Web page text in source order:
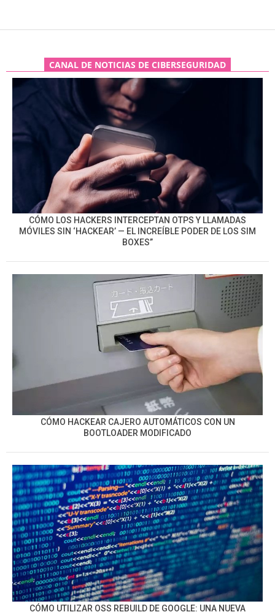
CANAL DE NOTICIAS DE CIBERSEGURIDAD
CÓMO LOS HACKERS INTERCEPTAN OTPS Y LLAMADAS
MÓVILES SIN ‘HACKEAR’ — EL INCREÍBLE PODER DE LOS SIM
BOXES”
CÓMO HACKEAR CAJERO AUTOMÁTICOS CON UN
BOOTLOADER MODIFICADO
CÓMO UTILIZAR OSS REBUILD DE GOOGLE: UNA NUEVA